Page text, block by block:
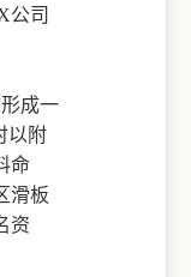
公司
成一
以附
命
滑板
资